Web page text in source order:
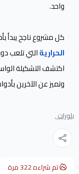
واحد.
كل مشروع ناجح يبدأ
الحراريةالتي تلعب
اكتشف التشكيلة
وتميز عن الآخرين
بلورات ,
تم شراءه322مرة